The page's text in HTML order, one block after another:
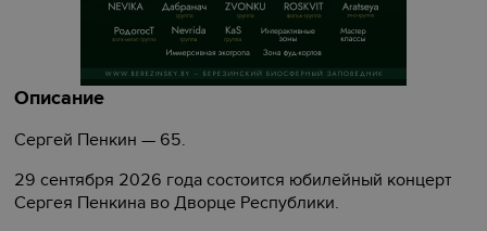
Описание
Сергей Пенкин — 65.
29 сентября 2026 года состоится юбилейный концерт
Сергея Пенкина во Дворце Республики.